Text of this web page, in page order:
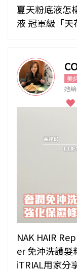
夏天粉底液怎
液 冠軍級「
美
她
NAK HAIR
er 免沖洗護髮
iTRIAL用家分